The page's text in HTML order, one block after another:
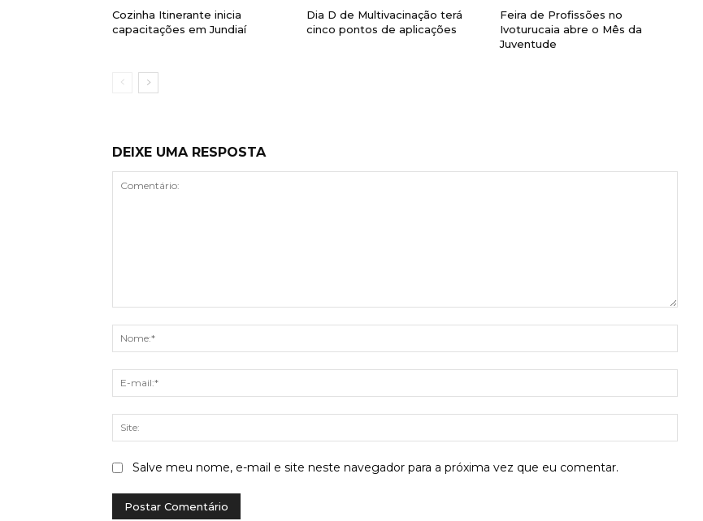
Cozinha Itinerante inicia
capacitações em Jundiaí
Dia D de Multivacinação terá
cinco pontos de aplicações
Feira de Profissões no
Ivoturucaia abre o Mês da
Juventude
DEIXE UMA RESPOSTA
mail:*
Salve meu nome, e-mail e site neste navegador para a próxima vez que eu comentar.